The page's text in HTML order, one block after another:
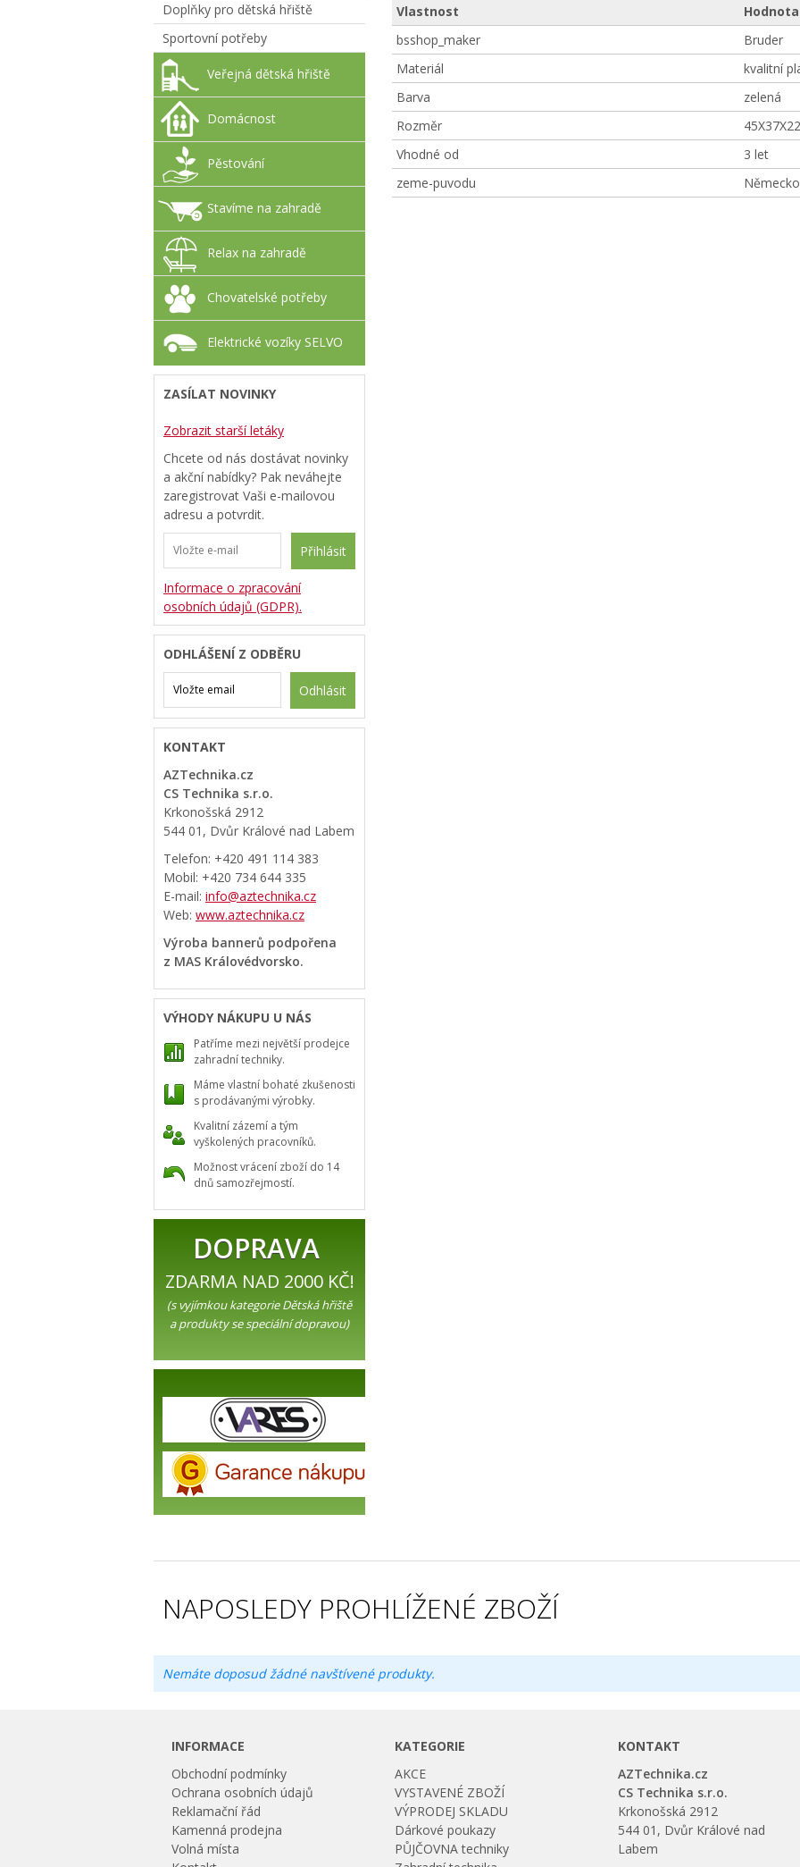
Vlastnost
Hodnota
bsshop_maker
Bruder
Materiál
kvalitní
Barva
zelená
Rozměr
45X37X22
Vhodné od
3 let
zeme-puvodu
Německo
Doplňky pro dětská hřiště
Sportovní potřeby
Veřejná dětská hřiště
Domácnost
Pěstování
Stavíme na zahradě
Relax na zahradě
Chovatelské potřeby
Elektrické vozíky SELVO
ZASÍLAT NOVINKY
Zobrazit starší letáky
Chcete od nás dostávat novinky
a akční nabídky? Pak neváhejte
zaregistrovat Vaši e-mailovou
adresu a potvrdit.
Přihlásit
Informace o zpracování
osobních údajů (GDPR).
ODHLÁŠENÍ Z ODBĚRU
Odhlásit
KONTAKT
AZTechnika.cz
CS Technika s.r.o.
Krkonošská 2912
544 01, Dvůr Králové nad Labem
Telefon: +420 491 114 383
Mobil: +420 734 644 335
E-mail: info@aztechnika.cz
Web: www.aztechnika.cz
Výroba bannerů podpořena
z MAS Královédvorsko.
VÝHODY NÁKUPU U NÁS
Patříme mezi největší prodejce
zahradní techniky.
Máme vlastní bohaté zkušenosti
s prodávanými výrobky.
Kvalitní zázemí a tým
vyškolených pracovníků.
Možnost vrácení zboží do 14
dnů samozřejmostí.
DOPRAVA
ZDARMA NAD 2000 KČ!
(s vyjímkou kategorie Dětská hřiště
a produkty se speciální dopravou)
NAPOSLEDY PROHLÍŽENÉ ZBOŽÍ
Nemáte doposud žádné navštívené produkty.
INFORMACE
Obchodní podmínky
Ochrana osobních údajů
Reklamační řád
Kamenná prodejna
Volná místa
KATEGORIE
AKCE
VYSTAVENÉ ZBOŽÍ
VÝPRODEJ SKLADU
Dárkové poukazy
PŮJČOVNA techniky
KONTAKT
AZTechnika.cz
CS Technika s.r.o.
Krkonošská 2912
544 01, Dvůr Králové nad
Labem